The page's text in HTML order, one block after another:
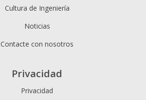
Cultura de Ingeniería
Noticias
Contacte con nosotros
Privacidad
Privacidad